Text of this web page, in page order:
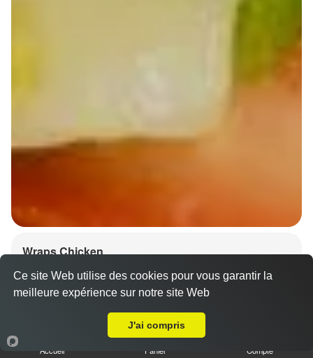
Wraps Chicken
8.50 €
Accueil Panier Compte
Ce site Web utilise des cookies pour vous garantir la
meilleure expérience sur notre site Web
J'ai compris